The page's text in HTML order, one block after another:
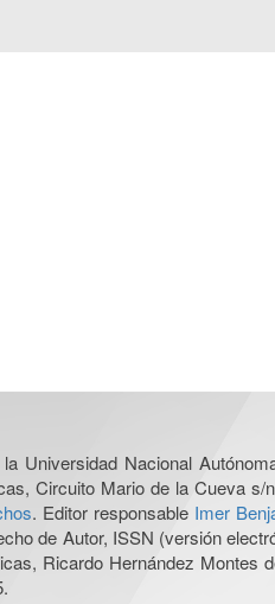
Universidad Nacional
Circuito Mario de la Cueva s/
. Editor responsable Imer
de Autor, ISSN (versión
Ricardo Hernández Montes